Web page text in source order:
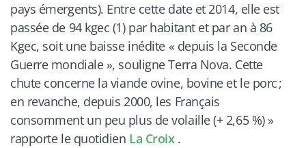
pays émergents). Entre cette date et 2014, elle est
passée de 94 kgec (1) par habitant et par an à 86
Kgec, soit une baisse inédite « depuis la Seconde
Guerre mondiale », souligne Terra Nova. Cette
chute concerne la viande ovine, bovine et le porc ;
en revanche, depuis 2000, les Français
consomment un peu plus de volaille (+ 2,65 %)»
rapporte le quotidien La Croix .